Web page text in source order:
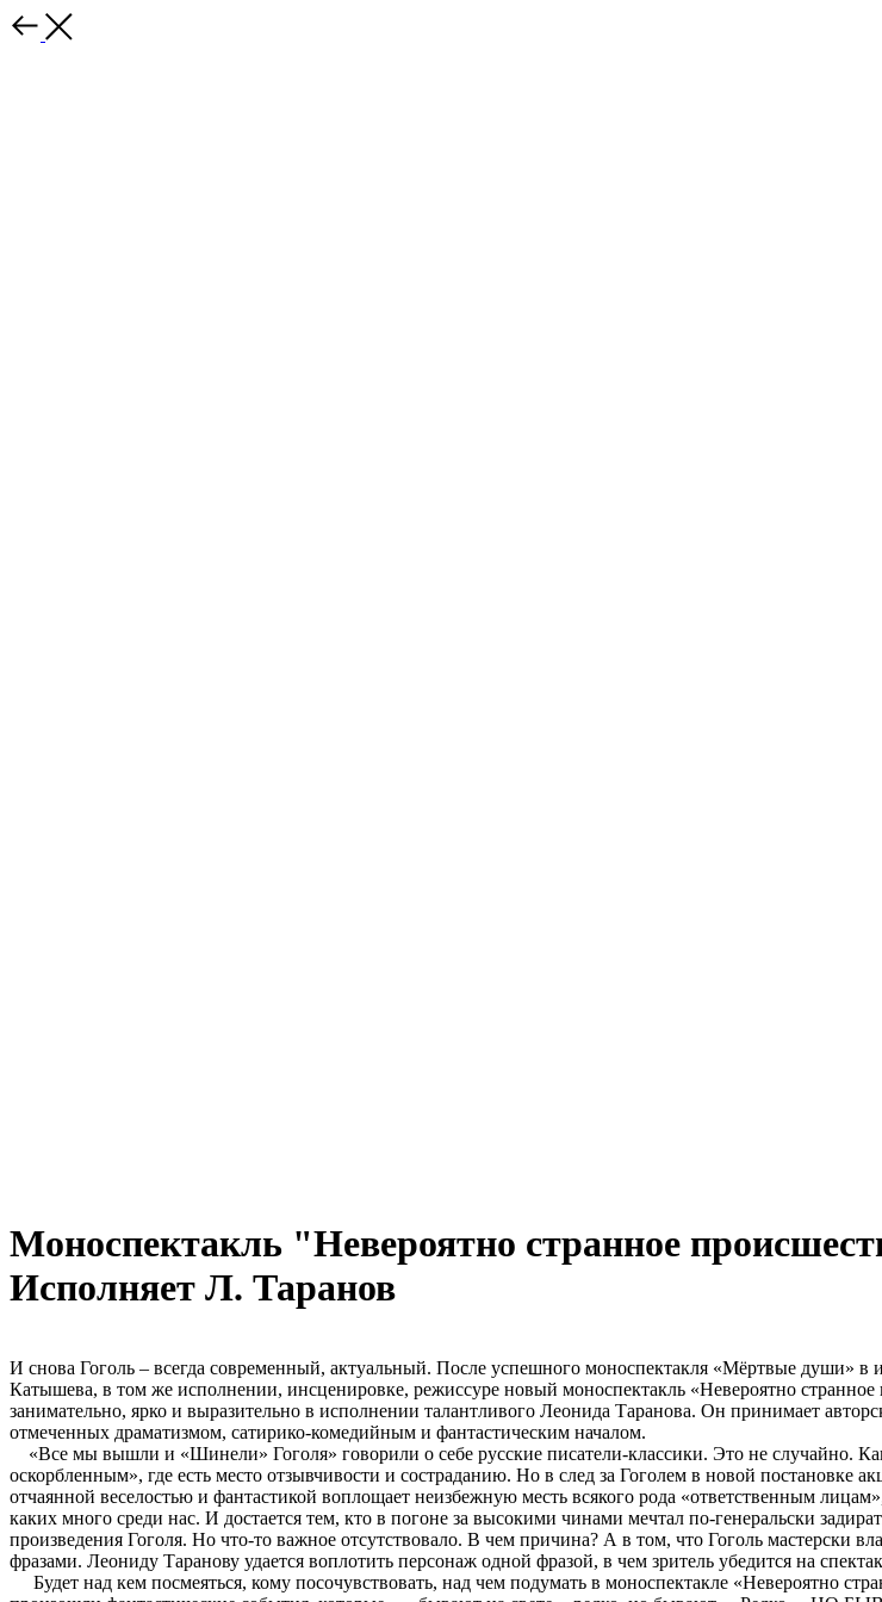
Моноспектакль "Невероятно странное
Исполняет Л. Таранов
И снова Гоголь – всегда современный, актуальный. После успешного моноспектакля «Мёртвые души»
Катышева, в том же исполнении, инсценировке, режиссуре новый моноспектакль «Невероятно
занимательно, ярко и выразительно в исполнении талантливого Леонида Таранова. Он принимает
отмеченных драматизмом, сатирико-комедийным и фантастическим началом.
«Все мы вышли и «Шинели» Гоголя» говорили о себе русские писатели-классики. Это не случайно.
оскорбленным», где есть место отзывчивости и состраданию. Но в след за Гоголем в новой постановке
отчаянной веселостью и фантастикой воплощает неизбежную месть всякого рода «ответственным
каких много среди нас. И достается тем, кто в погоне за высокими чинами мечтал по-генеральски
произведения Гоголя. Но что-то важное отсутствовало. В чем причина? А в том, что Гоголь мастерски
фразами. Леониду Таранову удается воплотить персонаж одной фразой, в чем зритель убедится на
Будет над кем посмеяться, кому посочувствовать, над чем подумать в моноспектакле «Невероятно